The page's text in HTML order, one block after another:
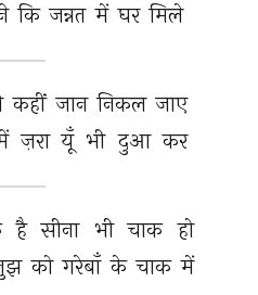
कि जन्नत में घर मिले
कहीं जान निकल जाए
ज़रा यूँ भी दुआ कर
है सीना भी चाक हो
को गरेबाँ के चाक में